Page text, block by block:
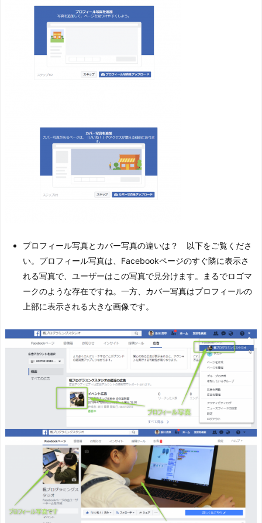
プロフィール写真とカバー写真の違いは？ 以下をご覧くださ
い。プロフィール写真は、Facebookページのすぐ隣に表示さ
れる写真で、ユーザーはこの写真で見分けます。まるでロゴマ
ークのような存在ですね。一方、カバー写真はプロフィールの
上部に表示される大きな画像です。